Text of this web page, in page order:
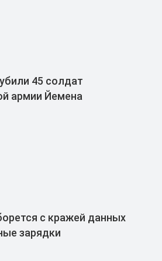
45 солдат
армии Йемена
с кражей данных
зарядки